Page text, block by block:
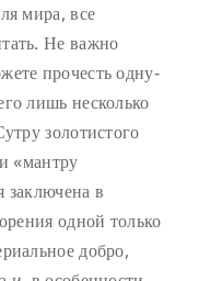
мира, все
Не важно
прочесть одну-
лишь несколько
золотистого
«мантру
заключена в
одной только
добро,